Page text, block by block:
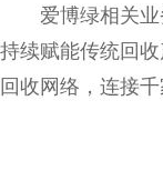
爱博绿相关
持续赋能传统回
回收网络，连接